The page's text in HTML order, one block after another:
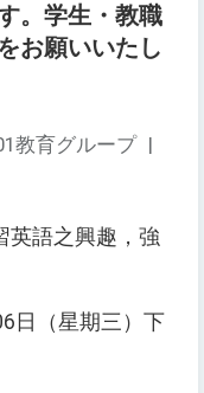
。学生・教職
お願いいたし
教育グループ |
英語之興趣，強
日（星期三）下